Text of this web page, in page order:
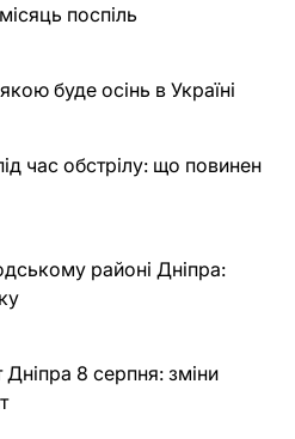
поспіль
буде осінь в Україні
час обстрілу: що повинен
районі Дніпра:
8 серпня: зміни